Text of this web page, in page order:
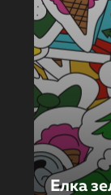
Елка